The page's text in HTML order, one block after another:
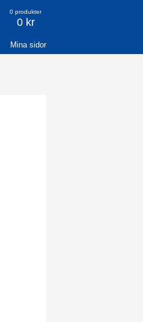
0 produkter
0 kr
Mina sidor